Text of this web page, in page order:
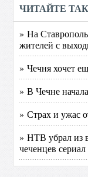
ЧИТАЙТЕ
» На
жителей с
» Чечня хочет
» В Чечне
» Страх и ужас
» НТВ убрал из
чеченцев сериал